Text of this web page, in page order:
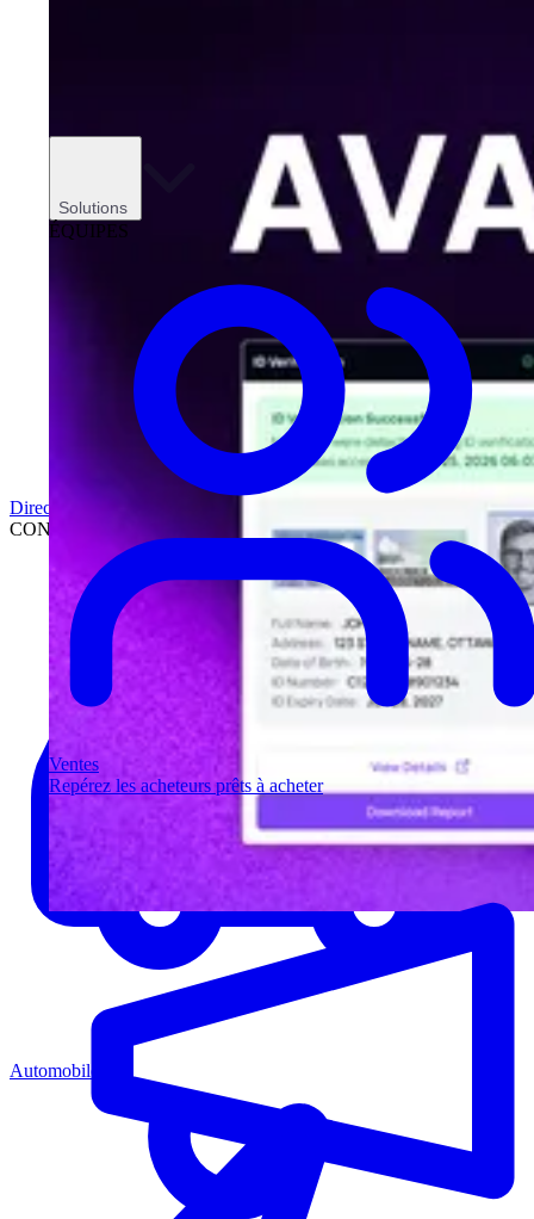
Solutions
ÉQUIPES
Ventes
Repérez les acheteurs prêts à acheter
Direction
CONCESSIONNAIRES
Automobile